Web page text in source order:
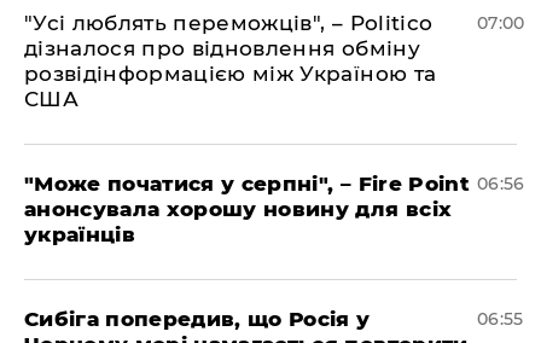
"Усі люблять переможців", – Politico
дізналося про відновлення обміну
розвідінформацією між Україною та
США
07:00
"Може початися у серпні", – Fire Point
анонсувала хорошу новину для всіх
українців
06:56
Сибіга попередив, що Росія у
06:55